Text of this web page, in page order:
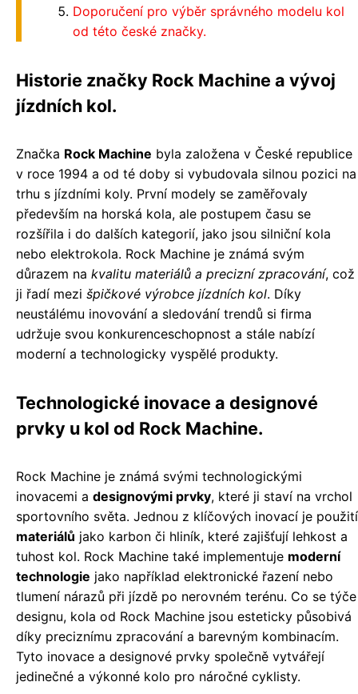
Doporučení pro výběr správného modelu kol
od této české značky.
Historie značky Rock Machine a vývoj
jízdních kol.
Značka Rock Machine byla založena v České republice
v roce 1994 a od té doby si vybudovala silnou pozici na
trhu s jízdními koly. První modely se zaměřovaly
především na horská kola, ale postupem času se
rozšířila i do dalších kategorií, jako jsou silniční kola
nebo elektrokola. Rock Machine je známá svým
důrazem na kvalitu materiálů a precizní zpracování, což
ji řadí mezi špičkové výrobce jízdních kol. Díky
neustálému inovování a sledování trendů si firma
udržuje svou konkurenceschopnost a stále nabízí
moderní a technologicky vyspělé produkty.
Technologické inovace a designové
prvky u kol od Rock Machine.
Rock Machine je známá svými technologickými
inovacemi a designovými prvky, které ji staví na vrchol
sportovního světa. Jednou z klíčových inovací je použití
materiálů jako karbon či hliník, které zajišťují lehkost a
tuhost kol. Rock Machine také implementuje moderní
technologie jako například elektronické řazení nebo
tlumení nárazů při jízdě po nerovném terénu. Co se týče
designu, kola od Rock Machine jsou esteticky působivá
díky preciznímu zpracování a barevným kombinacím.
Tyto inovace a designové prvky společně vytvářejí
jedinečné a výkonné kolo pro náročné cyklisty.